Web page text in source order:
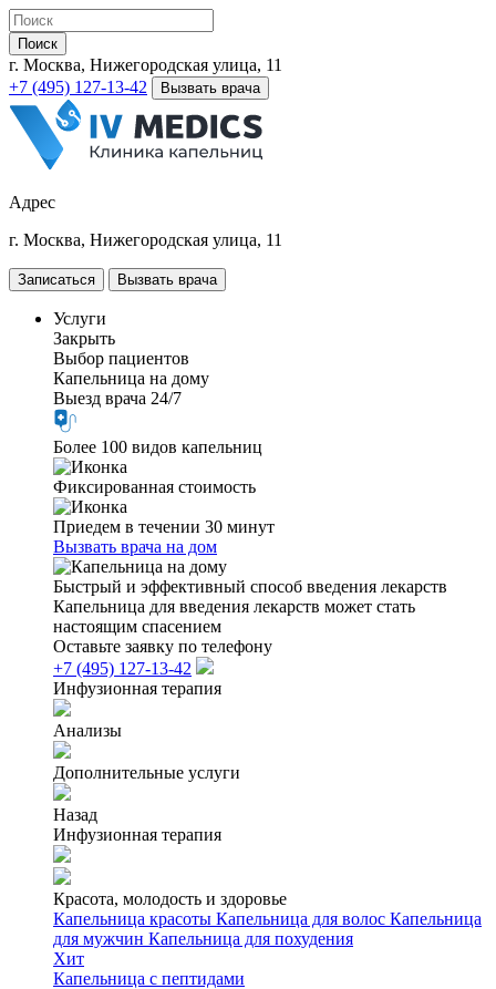
Поиск
г. Москва, Нижегородская улица, 11
+7 (495) 127-13-42
Вызвать врача
Адрес
г. Москва, Нижегородская улица, 11
Записаться Вызвать врача
Услуги
Закрыть
Выбор пациентов
Капельница на дому
Выезд врача 24/7
Более 100 видов капельниц
Фиксированная стоимость
Приедем в течении 30 минут
Вызвать врача на дом
Быстрый и эффективный способ введения лекарств
Капельница для введения лекарств может стать
настоящим спасением
Оставьте заявку по телефону
+7 (495) 127-13-42
Инфузионная терапия
Анализы
Дополнительные услуги
Назад
Инфузионная терапия
Красота, молодость и здоровье
Капельница красоты Капельница для волос Капельница
для мужчин Капельница для похудения
Хит
Капельница с пептидами